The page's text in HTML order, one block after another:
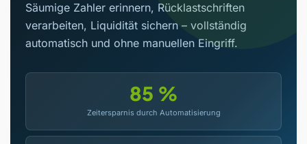
Säumige Zahler erinnern, Rücklastschriften
verarbeiten, Liquidität sichern – vollständig
automatisch und ohne manuellen Eingriff.
85 %
Zeitersparnis durch Automatisierung